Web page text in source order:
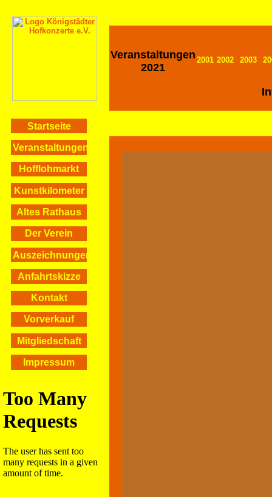
Startseite
Veranstaltungen
Hofflohmarkt
Kunstkilometer
Altes Rathaus
Der Verein
Auszeichnungen
Anfahrtskizze
Kontakt
Vorverkauf
Mitgliedschaft
Impressum
Veranstaltungen
2021
2001 2002 2003